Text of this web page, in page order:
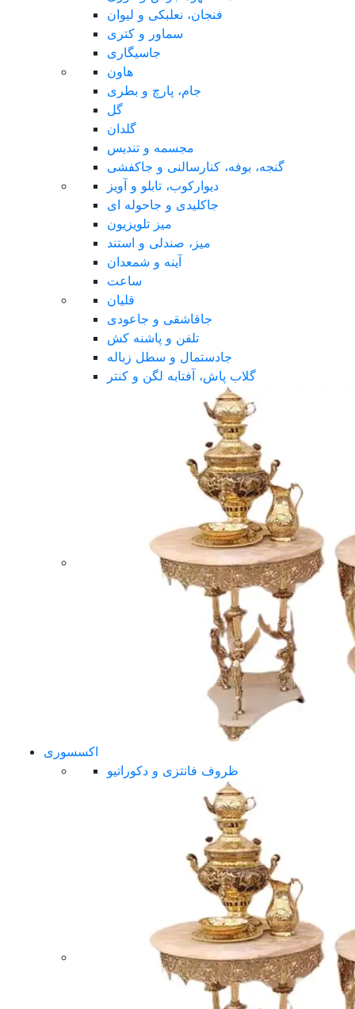
فنجان، نعلبکی و لیوان
سماور و کتری
جاسیگاری
هاون
جام، پارچ و بطری
گل
گلدان
مجسمه و تندیس
گنجه، بوفه، کنارسالنی و جاکفشی
دیوارکوب، تابلو و آویز
جاکلیدی و جاحوله ای
میز تلویزیون
میز، صندلی و استند
آینه و شمعدان
ساعت
قلیان
جاقاشقی و جاعودی
تلفن و پاشنه کش
جادستمال و سطل زباله
گلاب پاش، آفتابه لگن و کنتر
اکسسوری
ظروف فانتزی و دکوراتیو